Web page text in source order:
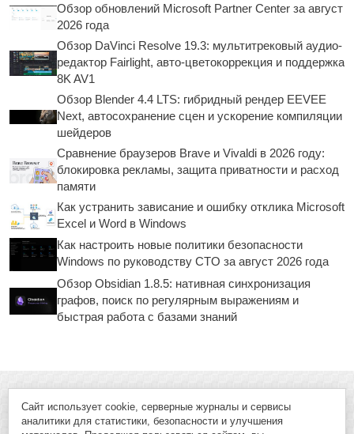
Обзор обновлений Microsoft Partner Center за август
2026 года
Обзор DaVinci Resolve 19.3: мультитрековый аудио-
редактор Fairlight, авто-цветокоррекция и поддержка
8K AV1
Обзор Blender 4.4 LTS: гибридный рендер EEVEE
Next, автосохранение сцен и ускорение компиляции
шейдеров
Сравнение браузеров Brave и Vivaldi в 2026 году:
блокировка рекламы, защита приватности и расход
памяти
Как устранить зависание и ошибку отклика Microsoft
Excel и Word в Windows
Как настроить новые политики безопасности
Windows по руководству CTO за август 2026 года
Обзор Obsidian 1.8.5: нативная синхронизация
графов, поиск по регулярным выражениям и
быстрая работа с базами знаний
Сайт использует cookie, серверные журналы и сервисы
аналитики для статистики, безопасности и улучшения